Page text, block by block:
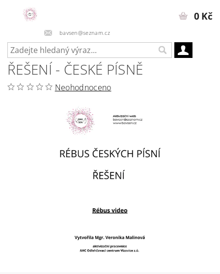
bavsen@seznam.cz
0 Kč
ŘEŠENÍ - ČESKÉ PÍSNĚ
Neohodnoceno